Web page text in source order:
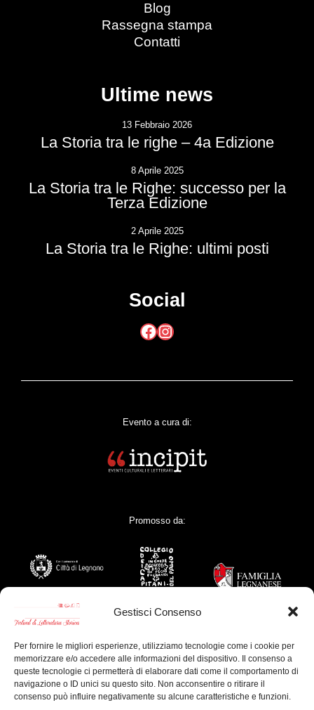
Gestisci Consenso
Per fornire le migliori esperienze, utilizziamo tecnologie come i cookie per
memorizzare e/o accedere alle informazioni del dispositivo. Il consenso a
queste tecnologie ci permetterà di elaborare dati come il comportamento di
navigazione o ID unici su questo sito. Non acconsentire o ritirare il
consenso può influire negativamente su alcune caratteristiche e funzioni.
Blog
Rassegna stampa
Contatti
Ultime news
13 Febbraio 2026
La Storia tra le righe – 4a Edizione
8 Aprile 2025
La Storia tra le Righe: successo per la
Terza Edizione
2 Aprile 2025
La Storia tra le Righe: ultimi posti
Social
Facebook Instagram
Evento a cura di:
Promosso da:
Con il contributo di: